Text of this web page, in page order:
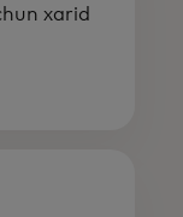
xarid